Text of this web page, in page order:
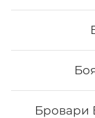
Бровари